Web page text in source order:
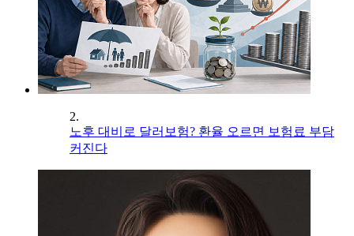
2.
노후 대비로 달러보험? 환율 오르면 보험료 부담
커진다